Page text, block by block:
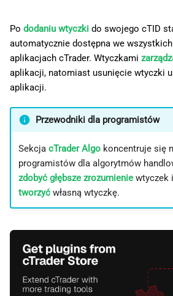
Po dodaniu wtyczki do swojego cTID
automatycznie dostępna we
aplikacjach cTrader. Wtyczkami
aplikacji, natomiast usunięcie wtyczki
aplikacji.
Przewodniki dla programistów
Sekcja cTrader Algokoncentruje się
programistów dla algorytmów
zdobyć głębsze zrozumieniewtyczek
tworzyćwłasną wtyczkę.